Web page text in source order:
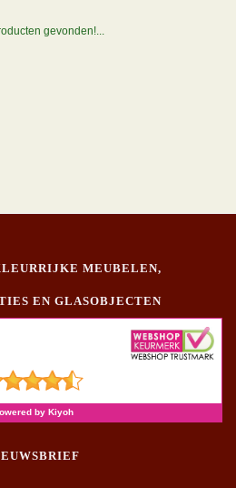
gevonden!...
MEUBELEN,
EN GLASOBJECTEN